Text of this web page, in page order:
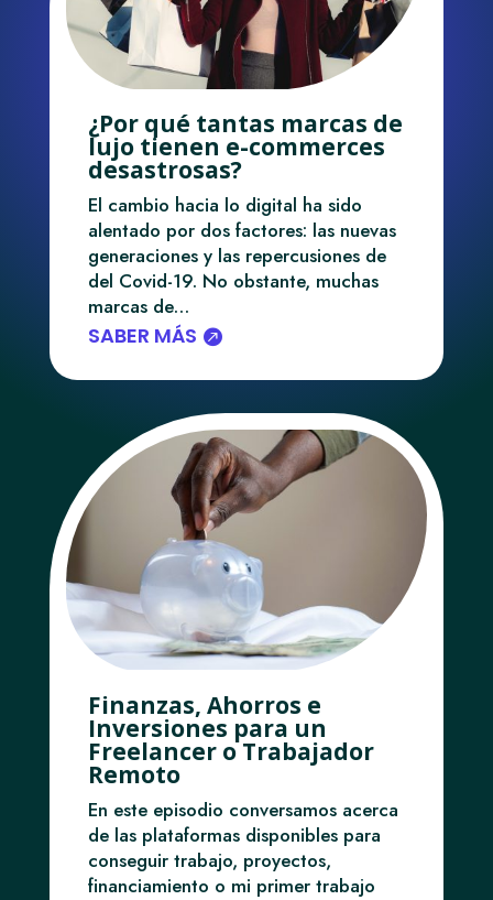
¿Por qué tantas marcas de
lujo tienen e-commerces
desastrosas?
El cambio hacia lo digital ha sido
alentado por dos factores: las nuevas
generaciones y las repercusiones de
del Covid-19. No obstante, muchas
marcas de…
SABER MÁS
Finanzas, Ahorros e
Inversiones para un
Freelancer o Trabajador
Remoto
En este episodio conversamos acerca
de las plataformas disponibles para
conseguir trabajo, proyectos,
financiamiento o mi primer trabajo